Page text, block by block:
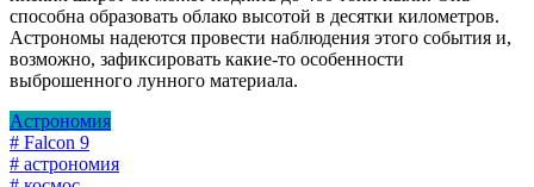
способна образовать облако высотой в десятки километров.
Астрономы надеются провести наблюдения этого события и,
возможно, зафиксировать какие-то особенности
выброшенного лунного материала.
Астрономия
# Falcon 9
# астрономия